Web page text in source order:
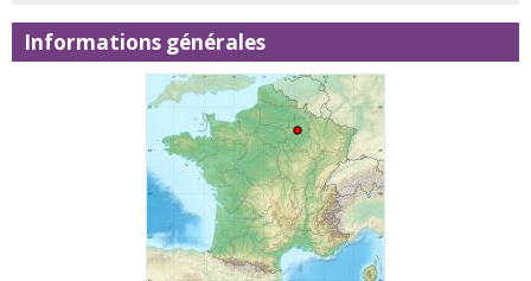
Informations générales